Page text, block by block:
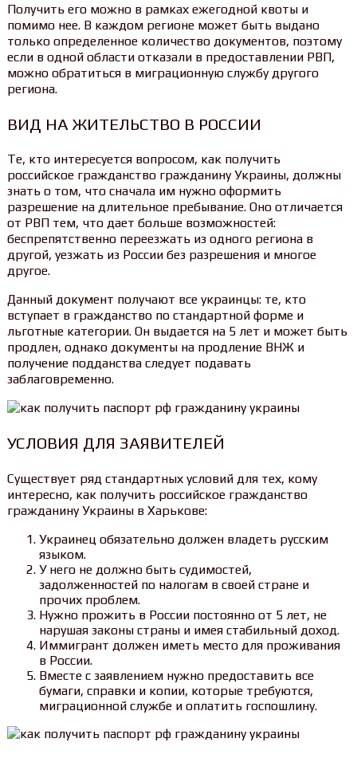
Получить его можно в рамках ежегодной квоты и
помимо нее. В каждом регионе может быть выдано
только определенное количество документов, поэтому
если в одной области отказали в предоставлении РВП,
можно обратиться в миграционную службу другого
региона.
ВИД НА ЖИТЕЛЬСТВО В РОССИИ
Те, кто интересуется вопросом, как получить
российское гражданство гражданину Украины, должны
знать о том, что сначала им нужно оформить
разрешение на длительное пребывание. Оно отличается
от РВП тем, что дает больше возможностей:
беспрепятственно переезжать из одного региона в
другой, уезжать из России без разрешения и многое
другое.
Данный документ получают все украинцы: те, кто
вступает в гражданство по стандартной форме и
льготные категории. Он выдается на 5 лет и может быть
продлен, однако документы на продление ВНЖ и
получение подданства следует подавать
заблаговременно.
УСЛОВИЯ ДЛЯ ЗАЯВИТЕЛЕЙ
Существует ряд стандартных условий для тех, кому
интересно, как получить российское гражданство
гражданину Украины в Харькове:
Украинец обязательно должен владеть русским
языком.
У него не должно быть судимостей,
задолженностей по налогам в своей стране и
прочих проблем.
Нужно прожить в России постоянно от 5 лет, не
нарушая законы страны и имея стабильный доход.
Иммигрант должен иметь место для проживания
в России.
Вместе с заявлением нужно предоставить все
бумаги, справки и копии, которые требуются,
миграционной службе и оплатить госпошлину.